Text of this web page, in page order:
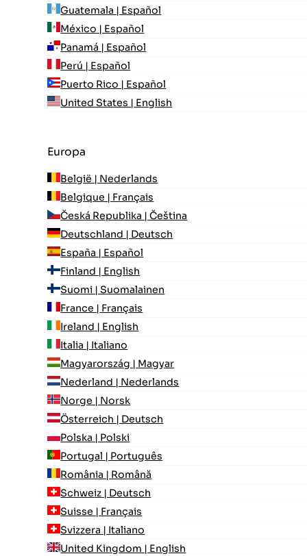
Guatemala | Español
México | Español
Panamá | Español
Perú | Español
Puerto Rico | Español
United States | English
Europa
België | Nederlands
Belgique | Français
Česká Republika | Čeština
Deutschland | Deutsch
España | Español
Finland | English
Suomi | Suomalainen
France | Français
Ireland | English
Italia | Italiano
Magyarország | Magyar
Nederland | Nederlands
Norge | Norsk
Österreich | Deutsch
Polska | Polski
Portugal | Português
România | Română
Schweiz | Deutsch
Suisse | Français
Svizzera | Italiano
United Kingdom | English